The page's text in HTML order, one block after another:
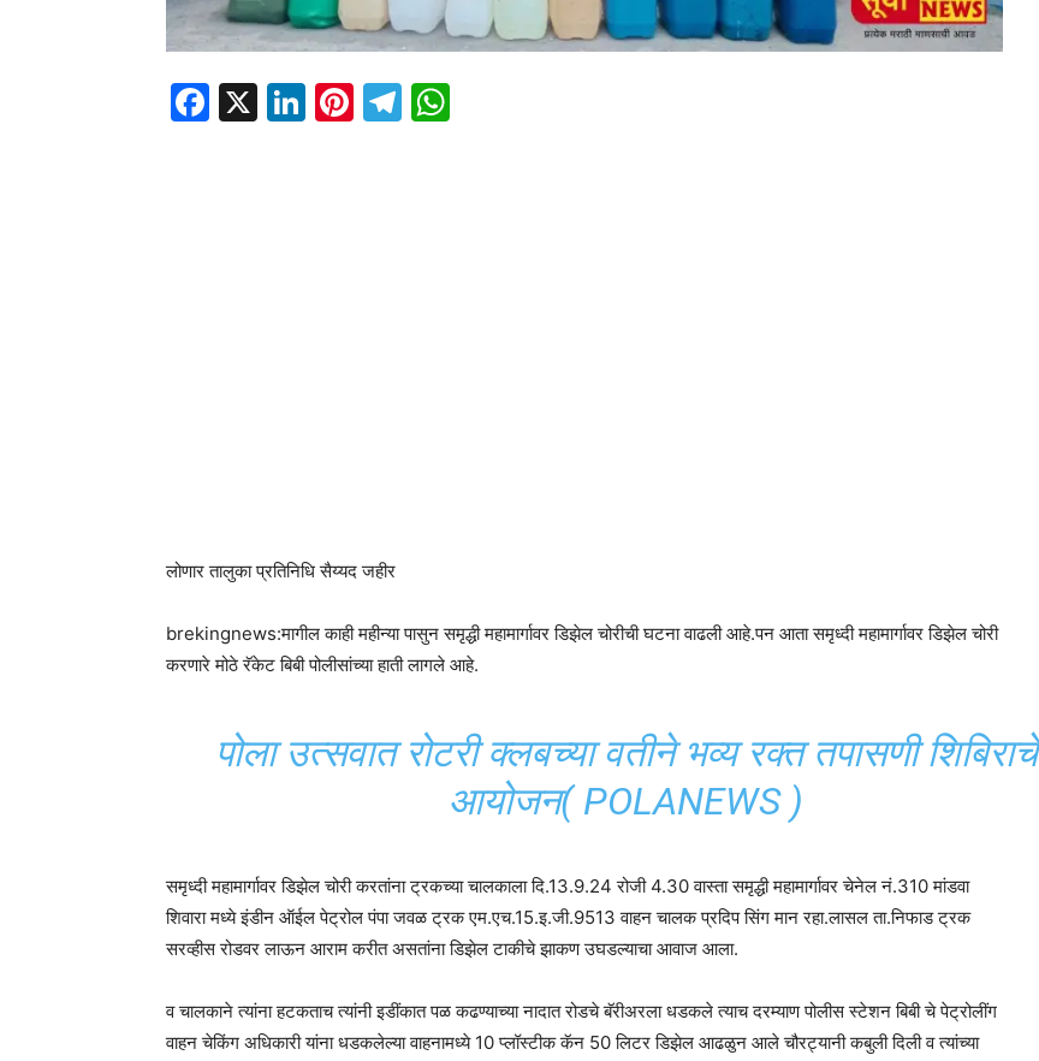
Facebook
X LinkedIn
Pinterest
Telegram
लोणार तालुका प्रतिनिधि सैय्यद जहीर
brekingnews:मागील काही महीन्या पासुन समृद्धी महामार्गावर डिझेल चोरीची घटना वाढली आहे.पन आता समृध्दी महामार्गावर डिझेल चोरी
करणारे मोठे रॅकेट बिबी पोलीसांच्या हाती लागले आहे.
पोला उत्सवात रोटरी क्लबच्या वतीने भव्य रक्त तपासणी शिबिराचे
आयोजन( POLANEWS )
समृध्दी महामार्गावर डिझेल चोरी करतांना ट्रकच्या चालकाला दि.13.9.24 रोजी 4.30 वास्ता समृद्धी महामार्गावर चेनेल नं.310 मांडवा
शिवारा मध्ये इंडीन ऑईल पेट्रोल पंपा जवळ ट्रक एम.एच.15.इ.जी.9513 वाहन चालक प्रदिप सिंग मान रहा.लासल ता.निफाड ट्रक
सरव्हीस रोडवर लाऊन आराम करीत असतांना डिझेल टाकीचे झाकण उघडल्याचा आवाज आला.
व चालकाने त्यांना हटकताच त्यांनी इडींकात पळ कढण्याच्या नादात रोडचे बॅरीअरला धडकले त्याच दरम्याण पोलीस स्टेशन बिबी चे पेट्रोलींग
वाहन चेकिंग अधिकारी यांना धडकलेल्या वाहनामध्ये 10 प्लॉस्टीक कॅन 50 लिटर डिझेल आढळुन आले चौरट्यानी कबुली दिली व त्यांच्या